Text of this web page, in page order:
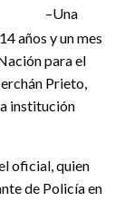
–Una
años y un mes
para el
Prieto,
institución
oficial, quien
de Policía en